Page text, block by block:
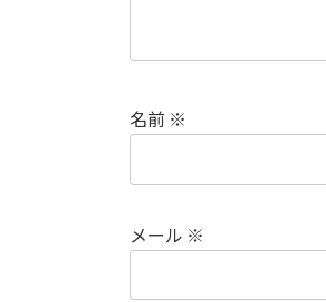
名前 ※
メール ※